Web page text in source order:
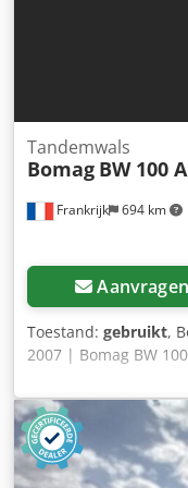
Frankrijk 694 km
Tandemwals
Bomag BW 100
Aanvragen
Toestand: gebruikt,
2007 | Bomag BW
2979 draaiuren
naar jouw
om de
8500 of doe een
een scherpe toeslag